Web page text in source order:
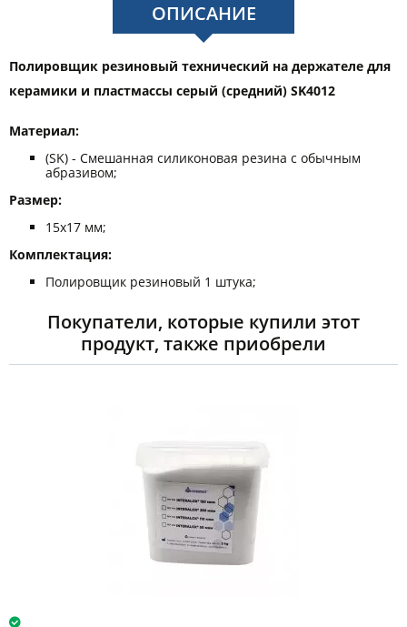
ОПИСАНИЕ
Полировщик резиновый технический на держателе для
керамики и пластмассы серый (средний) SK4012
Материал:
(SK) - Смешанная силиконовая резина с обычным
абразивом;
Размер:
15х17 мм;
Комплектация:
Полировщик резиновый 1 штука;
Покупатели, которые купили этот
продукт, также приобрели